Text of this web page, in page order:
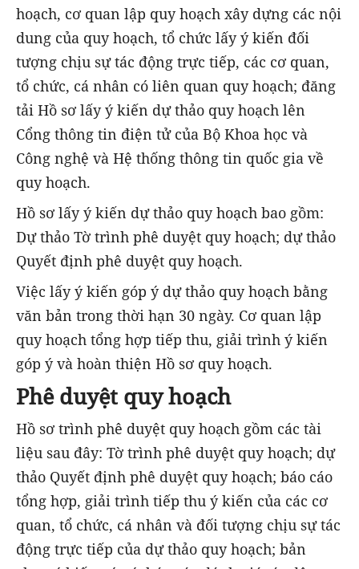
hoạch, cơ quan lập quy hoạch xây dựng các nội
dung của quy hoạch, tổ chức lấy ý kiến đối
tượng chịu sự tác động trực tiếp, các cơ quan,
tổ chức, cá nhân có liên quan quy hoạch; đăng
tải Hồ sơ lấy ý kiến dự thảo quy hoạch lên
Cổng thông tin điện tử của Bộ Khoa học và
Công nghệ và Hệ thống thông tin quốc gia về
quy hoạch.
Hồ sơ lấy ý kiến dự thảo quy hoạch bao gồm:
Dự thảo Tờ trình phê duyệt quy hoạch; dự thảo
Quyết định phê duyệt quy hoạch.
Việc lấy ý kiến góp ý dự thảo quy hoạch bằng
văn bản trong thời hạn 30 ngày. Cơ quan lập
quy hoạch tổng hợp tiếp thu, giải trình ý kiến
góp ý và hoàn thiện Hồ sơ quy hoạch.
Phê duyệt quy hoạch
Hồ sơ trình phê duyệt quy hoạch gồm các tài
liệu sau đây: Tờ trình phê duyệt quy hoạch; dự
thảo Quyết định phê duyệt quy hoạch; báo cáo
tổng hợp, giải trình tiếp thu ý kiến của các cơ
quan, tổ chức, cá nhân và đối tượng chịu sự tác
động trực tiếp của dự thảo quy hoạch; bản